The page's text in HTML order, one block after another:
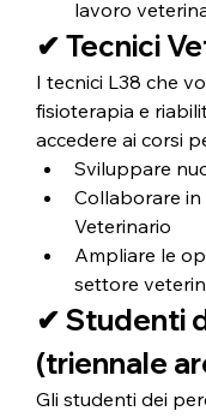
lavoro
✔ Tecnici
I tecnici L38 che
fisioterapia e
accedere ai corsi
Sviluppare
Collaborare in
Veterinario
Ampliare le
settore
✔ Studenti
(triennale
Gli studenti dei